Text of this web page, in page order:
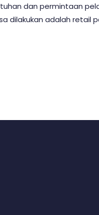
dan permintaan
dilakukan adalah retail